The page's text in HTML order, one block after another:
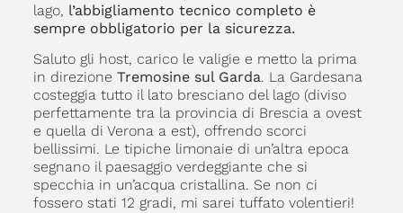
lago, l’abbigliamento tecnico completo è
sempre obbligatorio per la sicurezza.
Saluto gli host, carico le valigie e metto la prima
in direzione Tremosine sul Garda. La Gardesana
costeggia tutto il lato bresciano del lago (diviso
perfettamente tra la provincia di Brescia a ovest
e quella di Verona a est), offrendo scorci
bellissimi. Le tipiche limonaie di un’altra epoca
segnano il paesaggio verdeggiante che si
specchia in un’acqua cristallina. Se non ci
fossero stati 12 gradi, mi sarei tuffato volentieri!